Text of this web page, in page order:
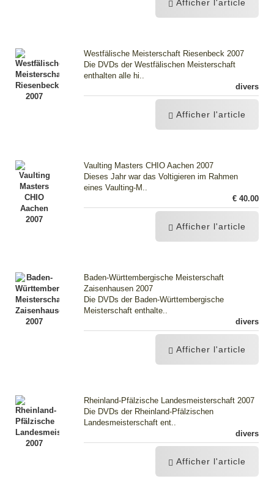
Afficher l'article
Westfälische Meisterschaft Riesenbeck 2007
Die DVDs der Westfälischen Meisterschaft
enthalten alle hi..
divers
Afficher l'article
Vaulting Masters CHIO Aachen 2007
Dieses Jahr war das Voltigieren im Rahmen
eines Vaulting-M..
€ 40.00
Afficher l'article
Baden-Württembergische Meisterschaft
Zaisenhausen 2007
Die DVDs der Baden-Württembergische
Meisterschaft enthalte..
divers
Afficher l'article
Rheinland-Pfälzische Landesmeisterschaft 2007
Die DVDs der Rheinland-Pfälzischen
Landesmeisterschaft ent..
divers
Afficher l'article